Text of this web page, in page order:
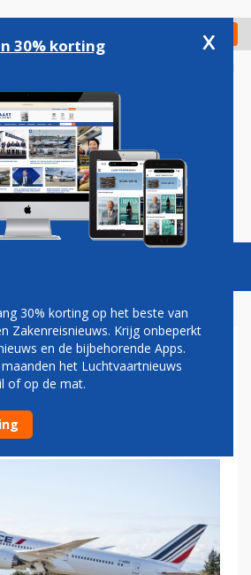
Check in
Podcasts Vacatures
MET
NAAR
30% korting x
30% korting op het beste van
Zakenreisnieuws. Krijg onbeperkt
en de bijbehorende Apps.
het Luchtvaartnieuws
of op de mat.